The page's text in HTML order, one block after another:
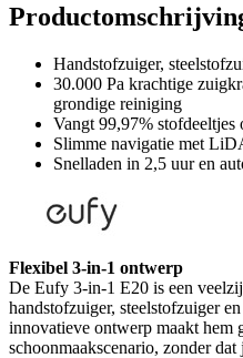
Handstofzuiger,
30.000 Pa krachtige
grondige reiniging
Vangt 99,97% stofdeeltjes
Slimme navigatie met
Snelladen in 2,5 uur en
Flexibel 3-in-1 ontwerp
De Eufy 3-in-1 E20 is een
handstofzuiger, steelstofzuiger
innovatieve ontwerp maakt hem
schoonmaakscenario, zonder